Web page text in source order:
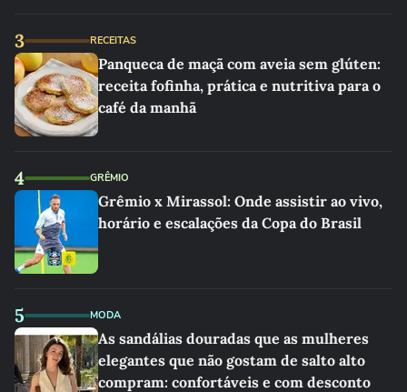
3 RECEITAS
Panqueca de maçã com aveia sem glúten:
receita fofinha, prática e nutritiva para o
café da manhã
4 GRÊMIO
Grêmio x Mirassol: Onde assistir ao vivo,
horário e escalações da Copa do Brasil
5 MODA
As sandálias douradas que as mulheres
elegantes que não gostam de salto alto
compram: confortáveis e com desconto